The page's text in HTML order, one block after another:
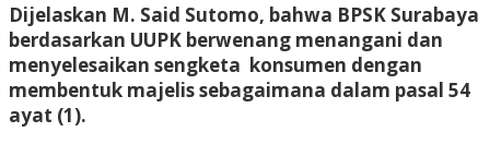
Dijelaskan M. Said Sutomo, bahwa BPSK Surabaya
berdasarkan UUPK berwenang menangani dan
menyelesaikan sengketa konsumen dengan
membentuk majelis sebagaimana dalam pasal 54
ayat (1).